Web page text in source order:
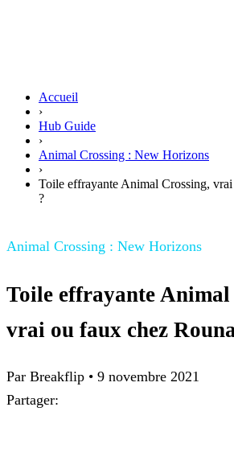
Accueil
›
Hub Guide
›
Animal Crossing : New Horizons
›
Toile effrayante Animal Crossing,
?
Animal Crossing : New Horizons
Toile effrayante Animal
vrai ou faux chez
Par Breakflip • 9 novembre 2021
Partager: